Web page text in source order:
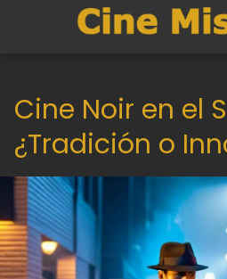
Cine Noir en el
¿Tradición o